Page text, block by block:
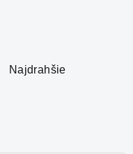
Najdrahšie